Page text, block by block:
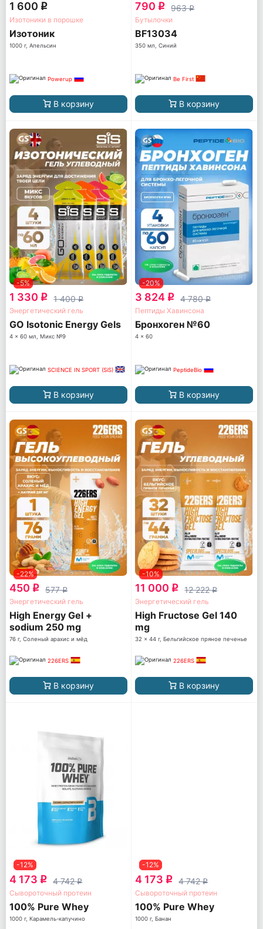
1 600 q
Изотоники в порошке
Изотоник
1000 г, Апельсин
Powerup
В корзину
790 q 963q
Бутылочки
BF13034
350 мл, Синий
Be First
В корзину
-5%
1 330 q 1 400q
Энергетический гель
GO Isotonic Energy Gels
4 x 60 мл, Микс №9
SCIENCE IN SPORT (SiS)
В корзину
-20%
3 824 q 4 780q
Пептиды Хавинсона
Бронхоген №60
4 x 60
PeptideBio
В корзину
-22%
450 q 577q
Энергетический гель
High Energy Gel +
sodium 250 mg
76 г, Соленый арахис и мёд
226ERS
В корзину
-10%
11 000 q 12 222q
Энергетический гель
High Fructose Gel 140
mg
32 x 44 г, Бельгийское пряное печенье
226ERS
В корзину
-12%
4 173 q 4 742q
Сывороточный протеин
100% Pure Whey
1000 г, Карамель-капучино
-12%
4 173 q 4 742q
Сывороточный протеин
100% Pure Whey
1000 г, Банан